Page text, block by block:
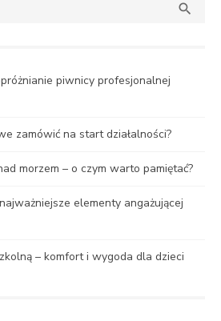

piwnicy profesjonalnej
zamówić na start działalności?
morzem – o czym warto pamiętać?
elementy angażującej
– komfort i wygoda dla dzieci